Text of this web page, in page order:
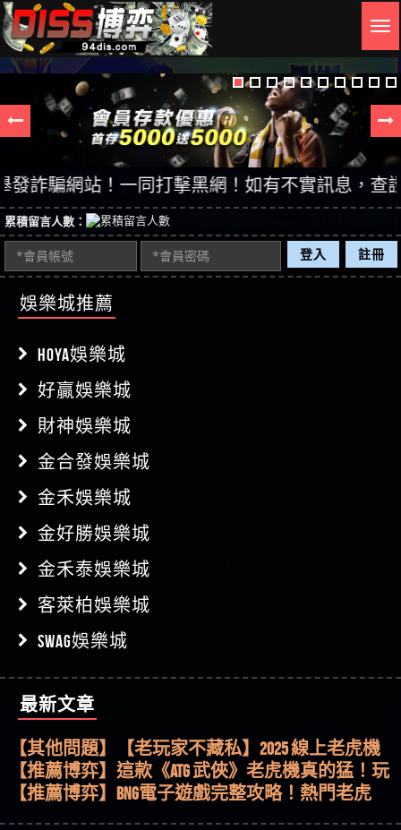
網站！一同打擊黑網！如有不實訊息，查證後立
累積留言人數：
登入 註冊
娛樂城推薦
HOYA娛樂城
好贏娛樂城
財神娛樂城
金合發娛樂城
金禾娛樂城
金好勝娛樂城
金禾泰娛樂城
客萊柏娛樂城
SWAG娛樂城
最新文章
【其他問題】用理性數據指路，開啟你的高回報
娛樂之旅
【其他問題】【老玩家不藏私】2025 線上老虎機
這樣挑！RTP、波動率和平台安全的全攻略！
【推薦博弈】這款《ATG 武俠》老虎機真的猛！玩
過才知道什麼叫超過3萬種中獎方式！
【推薦博弈】BNG電子遊戲完整攻略！熱門老虎